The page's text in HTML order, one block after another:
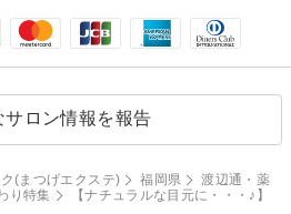
サロン情報を報告
(まつげエクステ) 福岡県
渡辺通・薬
り特集
【ナチュラルな目元に・・・♪】